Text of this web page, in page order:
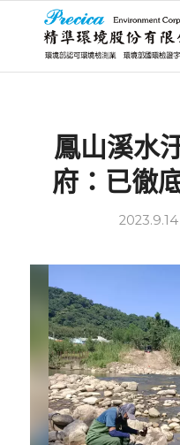
鳳山溪水
府：已徹
2023.9.14